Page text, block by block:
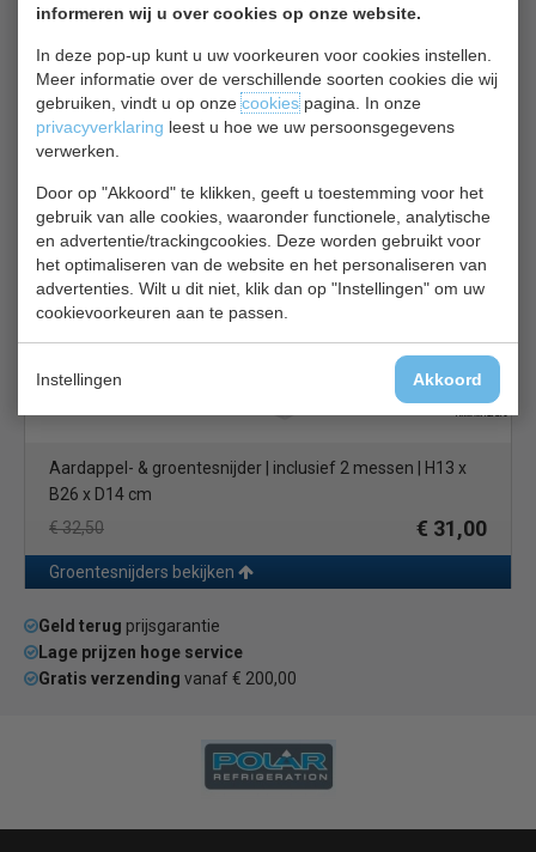
informeren wij u over cookies op onze website.
In deze pop-up kunt u uw voorkeuren voor cookies instellen.
Meer informatie over de verschillende soorten cookies die wij
gebruiken, vindt u op onzecookiespagina. In onze
privacyverklaring leest u hoe we uw persoonsgegevens
verwerken.
Door op "Akkoord" te klikken, geeft u toestemming voor het
gebruik van alle cookies, waaronder functionele, analytische
en advertentie/trackingcookies. Deze worden gebruikt voor
het optimaliseren van de website en het personaliseren van
advertenties. Wilt u dit niet, klik dan op "Instellingen" om uw
cookievoorkeuren aan te passen.
Instellingen Akkoord
Antikleef Wok | platte bodem | inductie | barbonstaal | H15
x Ø 36 cm
€ 30,50
€ 29,00
Wokpannen bekijken
Kitchen Craft CG 149
Aardappel- & groentesnijder | inclusief 2 messen | H13 x
B26 x D14 cm
€ 32,50
€ 31,00
Groentesnijders bekijken
Geld terug prijsgarantie
Lage prijzen hoge service
Gratis verzending vanaf € 200,00